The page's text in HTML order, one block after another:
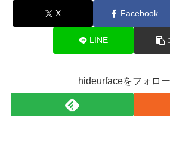
X Facebook
LINE
hideurfaceをフォロ